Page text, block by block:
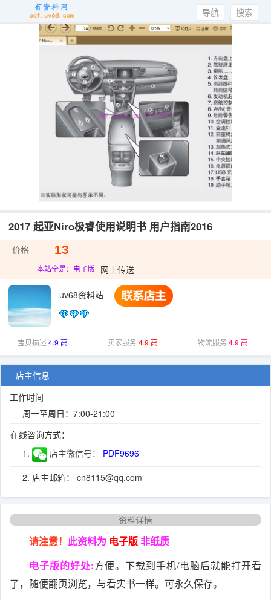
搜索
导航
2017 起亚Niro极睿使用说明书 用户指南2016
价格 13
本站全是：电子版 网上传送
uv68资料站
宝贝描述 4.9 高 卖家服务4.9 高 物流服务4.9 高
店主信息
工作时间
周一至周日：7:00-21:00
在线咨询方式：
1.
店主微信号：
PDF9696
2. 店主邮箱： cn8115@qq.com
----- 资料详情 -----
请注意！ 此资料为 电子版非纸质
电子版的好处:方便。下载到手机/电脑后就能打开看
了，随便翻页浏览，与看实书一样。可永久保存。